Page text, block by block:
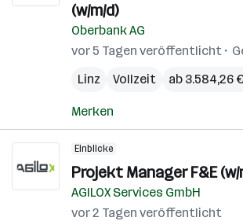
(w/m/d)
Oberbank AG
vor 5 Tagen veröffentlicht
Linz
Vollzeit ab 3.584,26
Merken
Einblicke
Projekt Manager F&E (w/
AGILOX Services GmbH
vor 2 Tagen veröffentlicht